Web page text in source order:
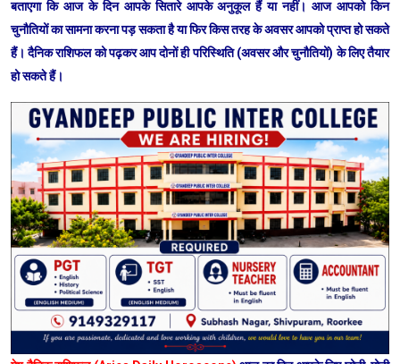
बताएगा कि आज के दिन आपके सितारे आपके अनुकूल हैं या नहीं। आज आपको किन
चुनौतियों का सामना करना पड़ सकता है या फिर किस तरह के अवसर आपको प्राप्त हो सकते
हैं। दैनिक राशिफल को पढ़कर आप दोनों ही परिस्थिति (अवसर और चुनौतियों) के लिए तैयार
हो सकते हैं।